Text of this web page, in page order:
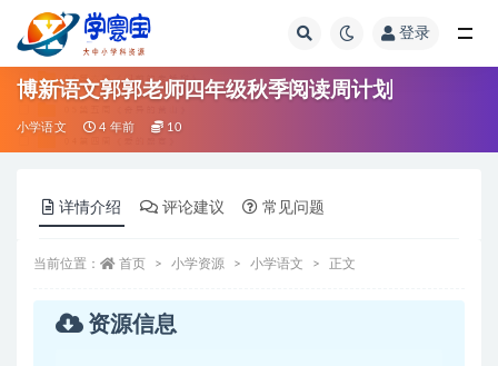
登录
博新语文郭郭老师四年级秋季阅读周计划
小学语文 4 年前 10
详情介绍 评论建议 常见问题
当前位置： 首页 小学资源 小学语文 正文
资源信息
全部